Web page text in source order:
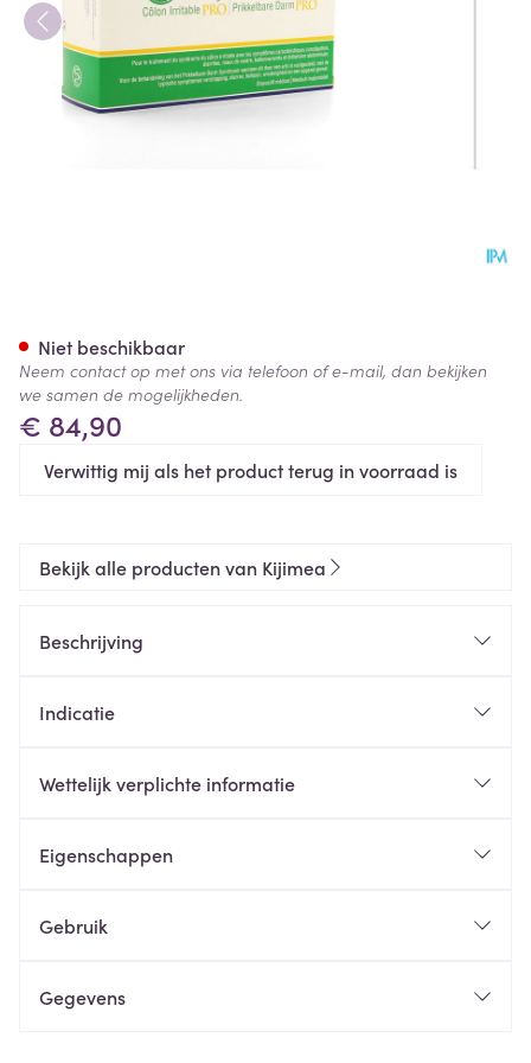
€ 84,90
Verwittig mij als het product terug in voorraad is
Niet beschikbaar
Neem contact op met ons via telefoon of e-mail, dan bekijken
we samen de mogelijkheden.
Bekijk alle producten van Kijimea
Beschrijving
Indicatie
Wettelijk verplichte informatie
Eigenschappen
Gebruik
Gegevens